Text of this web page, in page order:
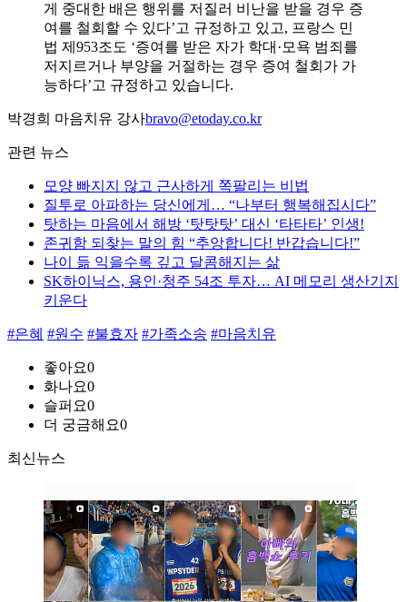
게 중대한 배은 행위를 저질러 비난을 받을 경우 증
여를 철회할 수 있다’고 규정하고 있고, 프랑스 민
법 제953조도 ‘증여를 받은 자가 학대·모욕 범죄를
저지르거나 부양을 거절하는 경우 증여 철회가 가
능하다’고 규정하고 있습니다.
박경희 마음치유 강사bravo@etoday.co.kr
관련 뉴스
모양 빠지지 않고 근사하게 쪽팔리는 비법
질투로 아파하는 당신에게… “나부터 행복해집시다”
탓하는 마음에서 해방 ‘탓탓탓’ 대신 ‘타타타’ 인생!
존귀함 되찾는 말의 힘 “추앙합니다! 반갑습니다!”
나이 듦 익을수록 깊고 달콤해지는 삶
SK하이닉스, 용인·청주 54조 투자… AI 메모리 생산기지
키운다
#은혜 #원수 #불효자 #가족소송 #마음치유
좋아요0
화나요0
슬퍼요0
더 궁금해요0
최신뉴스